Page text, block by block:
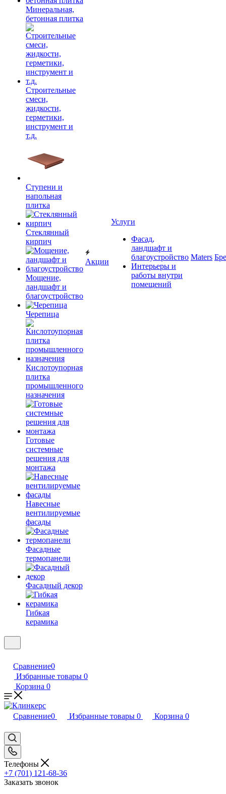
Минеральная,
бетонная плитка
Строительные
смеси,
жидкости,
герметики,
инструмент и
т.д.
Ступени и
напольная
плитка
Cтеклянный
кирпич
Мощение,
ландшафт и
благоустройство
Черепица
Кислотоупорная
плитка
промышленного
назначения
Готовые
системные
решения для
монтажа
Навесные
вентилируемые
фасады
Фасадные
термопанели
Фасадный декор
Гибкая
керамика
Акции
Услуги
Фасад,
ландшафт и
благоустройство
Интерьеры и
работы внутри
помещений
Maters
Сравнение0
Избранные товары 0
Корзина 0
Сравнение0 Избранные товары 0 Корзина 0
Телефоны
+7 (701) 121-68-36
Заказать звонок